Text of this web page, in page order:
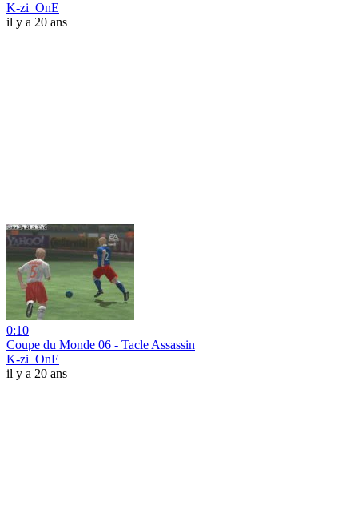
K-zi_OnE
il y a 20 ans
0:10
Coupe du Monde 06 - Tacle Assassin
K-zi_OnE
il y a 20 ans